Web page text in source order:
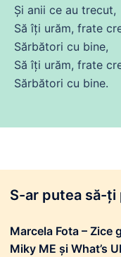
Și anii ce au trecut,
Să îți urăm, frate
Sărbători cu bine,
Să îți urăm, frate
Sărbători cu bine.
S-ar putea să-ți
Marcela Fota – Zice
Miky ME și What’s